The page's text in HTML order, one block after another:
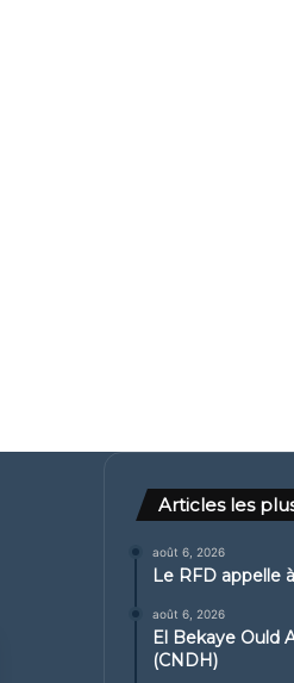
Articles les
août 6, 2026
Le RFD appelle
août 6, 2026
El Bekaye Ould
(CNDH)